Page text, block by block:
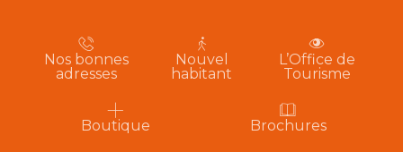
Nos bonnes
adresses
Nouvel
habitant
L’Office de
Tourisme
Boutique Brochures